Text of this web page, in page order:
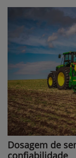
Dosagem de
confiabilidade